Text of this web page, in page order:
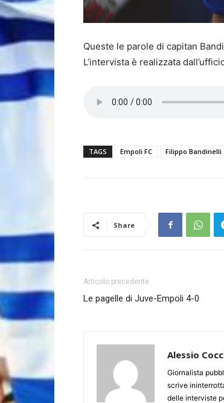
Queste le parole di capitan
L’intervista è realizzata
TAGS Empoli FC Filippo Bandinelli
Share
Articolo precedente
Le pagelle di Juve-Empoli 4-0
Alessio
Giornalista
scrive
delle interviste